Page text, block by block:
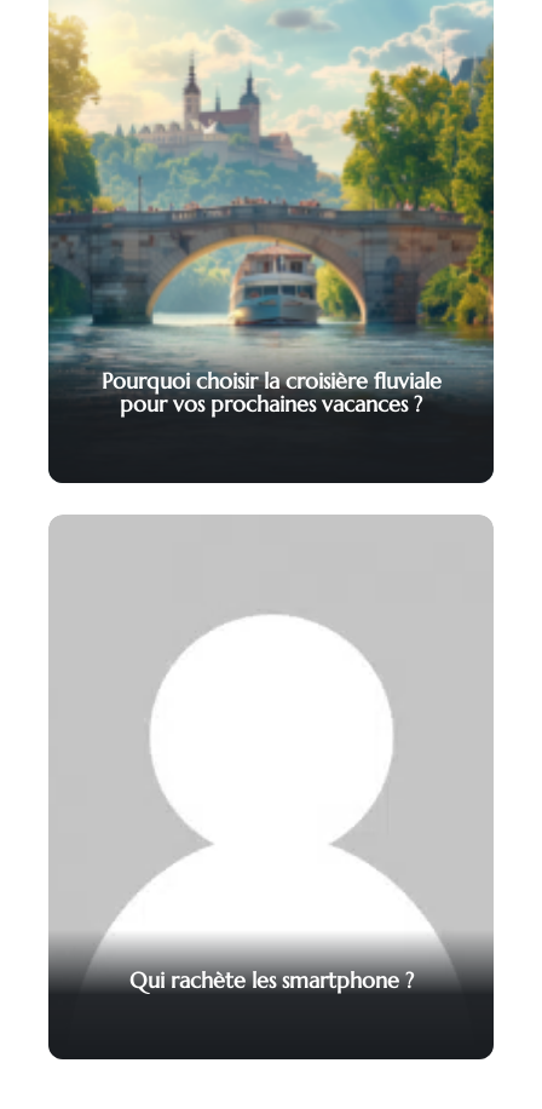
Pourquoi choisir la croisière fluviale
pour vos prochaines vacances ?
Qui rachète les smartphone ?